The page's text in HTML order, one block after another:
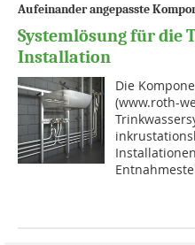
Aufeinander angepasste
Systemlösung für die
Installation
Die
(www.roth-